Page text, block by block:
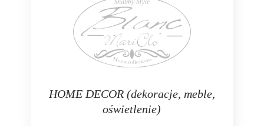
HOME DECOR (dekoracje, meble,
oświetlenie)